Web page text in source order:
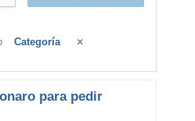
Categoría
para pedir